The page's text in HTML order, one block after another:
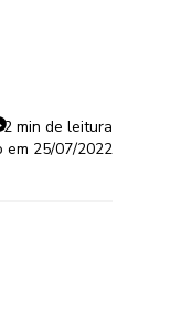
2 min de leitura
25/07/2022